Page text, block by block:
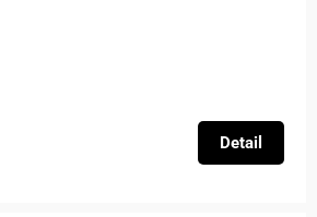
Detail